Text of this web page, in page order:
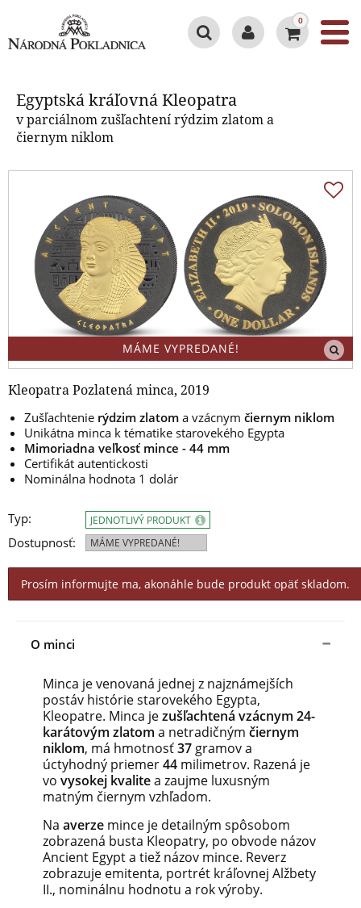
0
Egyptská kráľovná Kleopatra
v parciálnom zušľachtení rýdzim zlatom a
čiernym niklom
MÁME VYPREDANÉ!
Kleopatra Pozlatená minca, 2019
Zušľachtenie rýdzim zlatom a vzácnym čiernym niklom
Unikátna minca k tématike starovekého Egypta
Mimoriadna veľkosť mince - 44 mm
Certifikát autentickosti
Nominálna hodnota 1 dolár
Typ:
Dostupnosť:
JEDNOTLIVÝ PRODUKT
MÁME VYPREDANÉ!
Prosím informujte ma, akonáhle bude produkt opäť skladom.
O minci
Minca je venovaná jednej z najznámejších
postáv histórie starovekého Egypta,
Kleopatre. Minca jezušľachtená vzácnym 24-
karátovým zlatom a netradičným čiernym
niklom, má hmotnosť37 gramov a
úctyhodný priemer44 milimetrov. Razená je
vo vysokej kvalitea zaujme luxusným
matným čiernym vzhľadom.
Na averze mince je detailným spôsobom
zobrazená busta Kleopatry, po obvode názov
Ancient Egypt a tiež názov mince. Reverz
zobrazuje emitenta, portrét kráľovnej Alžbety
II., nominálnu hodnotu a rok výroby.
Egyptská kráľovná Kleopatra